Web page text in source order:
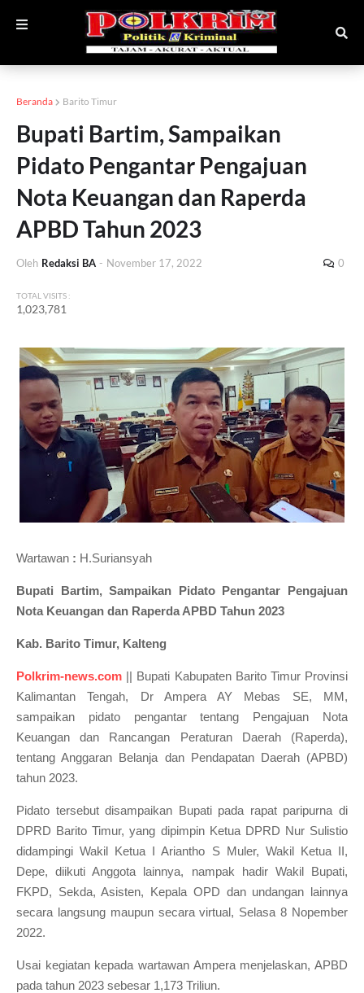
Beranda Barito Timur
Bupati Bartim, Sampaikan
Pidato Pengantar Pengajuan
Nota Keuangan dan Raperda
APBD Tahun 2023
Oleh Redaksi BA - November 17, 2022 0
TOTAL VISITS :
1,023,781
Wartawan : H.Suriansyah
Bupati Bartim, Sampaikan Pidato Pengantar Pengajuan
Nota Keuangan dan Raperda APBD Tahun 2023
Kab. Barito Timur, Kalteng
Polkrim-news.com || Bupati Kabupaten Barito Timur Provinsi
Kalimantan Tengah, Dr Ampera AY Mebas SE, MM,
sampaikan pidato pengantar tentang Pengajuan Nota
Keuangan dan Rancangan Peraturan Daerah (Raperda),
tentang Anggaran Belanja dan Pendapatan Daerah (APBD)
tahun 2023.
Pidato tersebut disampaikan Bupati pada rapat paripurna di
DPRD Barito Timur, yang dipimpin Ketua DPRD Nur Sulistio
didampingi Wakil Ketua I Ariantho S Muler, Wakil Ketua II,
Depe, diikuti Anggota lainnya, nampak hadir Wakil Bupati,
FKPD, Sekda, Asisten, Kepala OPD dan undangan lainnya
secara langsung maupun secara virtual, Selasa 8 Nopember
2022.
Usai kegiatan kepada wartawan Ampera menjelaskan, APBD
pada tahun 2023 sebesar 1,173 Triliun.